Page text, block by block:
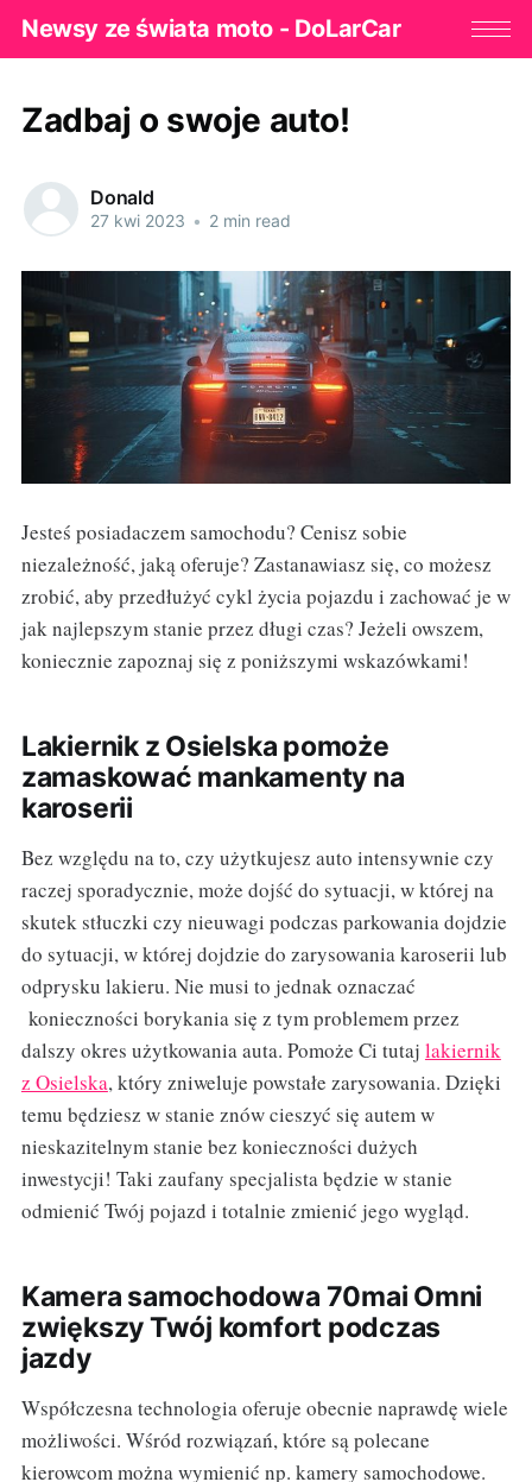
Newsy ze świata moto - DoLarCar
Zadbaj o swoje auto!
Donald
27 kwi 2023 • 2 min read
Jesteś posiadaczem samochodu? Cenisz sobie
niezależność, jaką oferuje? Zastanawiasz się, co możesz
zrobić, aby przedłużyć cykl życia pojazdu i zachować je w
jak najlepszym stanie przez długi czas? Jeżeli owszem,
koniecznie zapoznaj się z poniższymi wskazówkami!
Lakiernik z Osielska pomoże
zamaskować mankamenty na
karoserii
Bez względu na to, czy użytkujesz auto intensywnie czy
raczej sporadycznie, może dojść do sytuacji, w której na
skutek stłuczki czy nieuwagi podczas parkowania dojdzie
do sytuacji, w której dojdzie do zarysowania karoserii lub
odprysku lakieru. Nie musi to jednak oznaczać
konieczności borykania się z tym problemem przez
dalszy okres użytkowania auta. Pomoże Ci tutaj lakiernik
z Osielska, który zniweluje powstałe zarysowania. Dzięki
temu będziesz w stanie znów cieszyć się autem w
nieskazitelnym stanie bez konieczności dużych
inwestycji! Taki zaufany specjalista będzie w stanie
odmienić Twój pojazd i totalnie zmienić jego wygląd.
Kamera samochodowa 70mai Omni
zwiększy Twój komfort podczas
jazdy
Współczesna technologia oferuje obecnie naprawdę wiele
możliwości. Wśród rozwiązań, które są polecane
kierowcom można wymienić np. kamery samochodowe.